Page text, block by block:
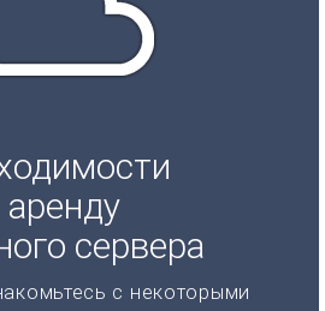
сервера
с некоторыми